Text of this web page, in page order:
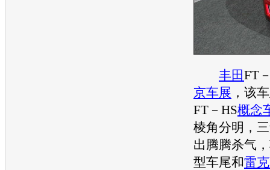
丰田FT
京车展 ，该
FT－HS概念
棱角分明，
出腾腾杀气
型车尾和雷